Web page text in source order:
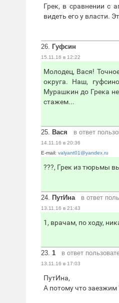
Грек, в сравнении с
видеть его у власти.
26. Гуфсин
15.11.16 в 12:22
Молодец, Вася!
округа. Наш,
Мурашкин до Грека
стажем...
25. Вася в ответ
14.11.16 в 20:36
E-mail: valyant01@yandex.ru
???, Грек из тюрьмы
24. ПутИна в ответ
13.11.16 в 21:43
1, врачам, по ходу,
23. 1 в ответ
13.11.16 в 17:03
ПутИна,
А потому что заезжим